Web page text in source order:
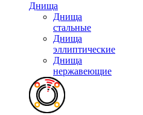
Днища
Днища
стальные
Днища
эллиптические
Днища
нержавеющие